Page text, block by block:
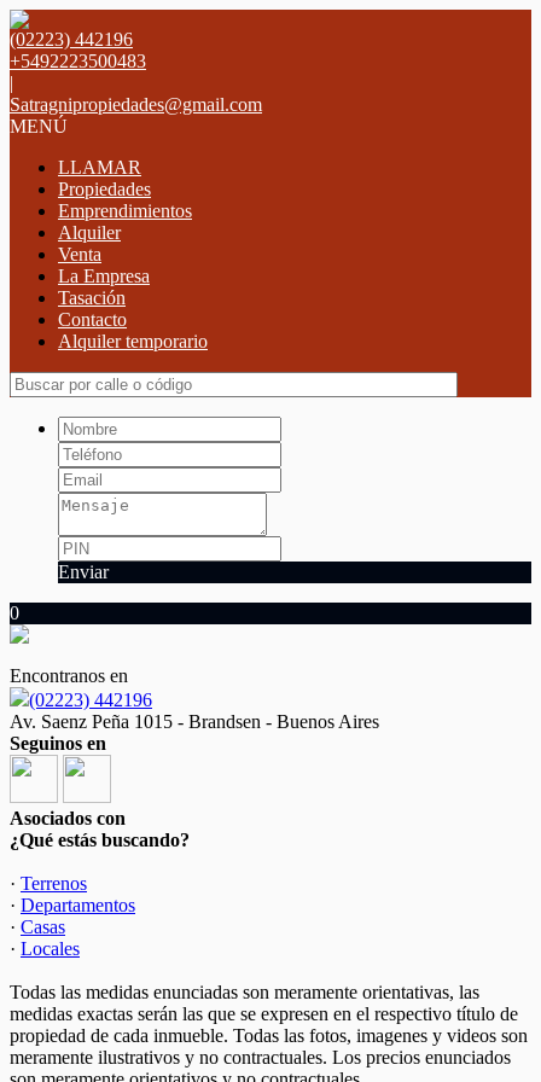
(02223) 442196
+5492223500483
|
Satragnipropiedades@gmail.com
MENÚ
LLAMAR
Propiedades
Emprendimientos
Alquiler
Venta
La Empresa
Tasación
Contacto
Alquiler temporario
Enviar
0
Encontranos en
(02223) 442196
Av. Saenz Peña 1015 - Brandsen - Buenos Aires
Seguinos en
Asociados con
¿Qué estás buscando?
· Terrenos
· Departamentos
· Casas
· Locales
Todas las medidas enunciadas son meramente orientativas, las
medidas exactas serán las que se expresen en el respectivo título de
propiedad de cada inmueble. Todas las fotos, imagenes y videos son
meramente ilustrativos y no contractuales. Los precios enunciados